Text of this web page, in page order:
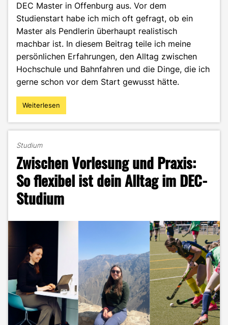
DEC Master in Offenburg aus. Vor dem
Studienstart habe ich mich oft gefragt, ob ein
Master als Pendlerin überhaupt realistisch
machbar ist. In diesem Beitrag teile ich meine
persönlichen Erfahrungen, den Alltag zwischen
Hochschule und Bahnfahren und die Dinge, die ich
gerne schon vor dem Start gewusst hätte.
"Zwischen
Hörsaal
Lohnt
sich
der
DEC
Master
als
Weiterlesen
Studium
Zwischen Vorlesung und Praxis:
So flexibel ist dein Alltag im DEC-
Studium